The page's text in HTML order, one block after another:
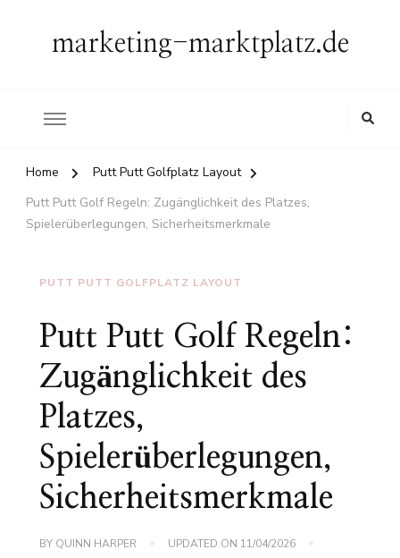
marketing-marktplatz.de
Home
Putt Putt Golfplatz Layout
Putt Putt Golf Regeln: Zugänglichkeit des Platzes,
Spielerüberlegungen, Sicherheitsmerkmale
PUTT PUTT GOLFPLATZ LAYOUT
Putt Putt Golf Regeln:
Zugänglichkeit des
Platzes,
Spielerüberlegungen,
Sicherheitsmerkmale
BY QUINN HARPER UPDATED ON 11/04/2026